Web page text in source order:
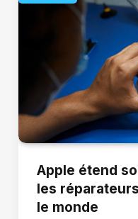
Apple étend
les
le monde